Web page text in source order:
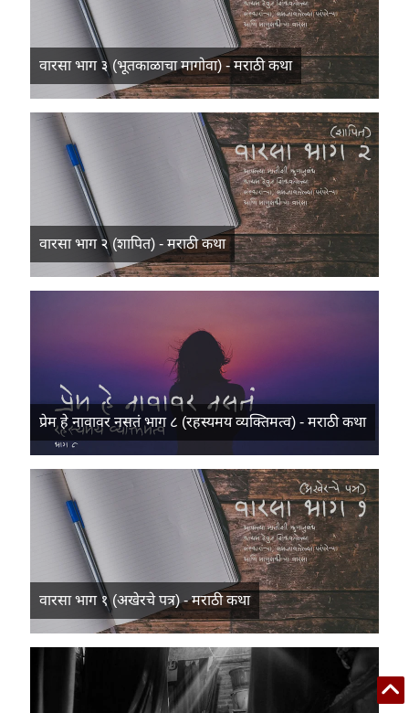
वारसा भाग ३ (भूतकाळाचा मागोवा) - मराठी कथा
वारसा भाग २ (शापित) - मराठी कथा
प्रेम हे नावावर नसतं भाग ८ (रहस्यमय व्यक्तिमत्व) - मराठी कथा
वारसा भाग १ (अखेरचे पत्र) - मराठी कथा